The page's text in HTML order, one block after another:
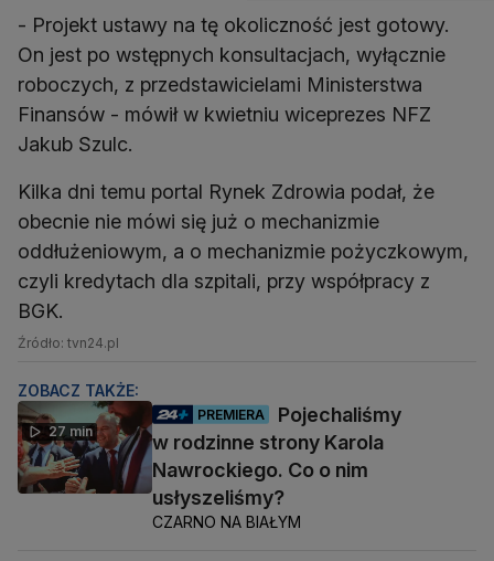
- Projekt ustawy na tę okoliczność jest gotowy.
On jest po wstępnych konsultacjach, wyłącznie
roboczych, z przedstawicielami Ministerstwa
Finansów - mówił w kwietniu wiceprezes NFZ
Jakub Szulc.
Kilka dni temu portal Rynek Zdrowia podał, że
obecnie nie mówi się już o mechanizmie
oddłużeniowym, a o mechanizmie pożyczkowym,
czyli kredytach dla szpitali, przy współpracy z
BGK.
Źródło: tvn24.pl
ZOBACZ TAKŻE:
27 min
PREMIERA
Pojechaliśmy
w rodzinne strony Karola
Nawrockiego. Co o nim
usłyszeliśmy?
CZARNO NA BIAŁYM